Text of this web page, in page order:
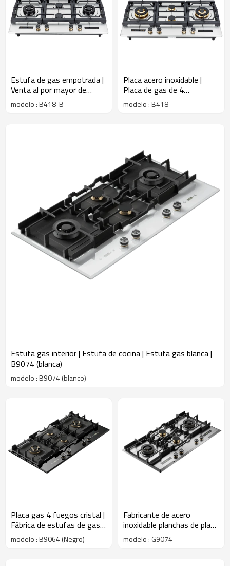
Estufa de gas empotrada |
Venta al por mayor de
encimeras de gas |
Encimeras de gas | B418-B
modelo : B418-B
Placa acero inoxidable |
Placa de gas de 4
quemadores | Estufa de
gas de interior | B418
modelo : B418
Estufa gas interior | Estufa de cocina | Estufa gas blanca |
B9074 (blanca)
modelo : B9074 (blanco)
Placa gas 4 fuegos cristal |
Fábrica de estufas de gas |
B9064 (negro)
modelo : B9064 (Negro)
Fabricante de acero
inoxidable planchas de placa
gas butano 4 fuegos |
G9074
modelo : G9074